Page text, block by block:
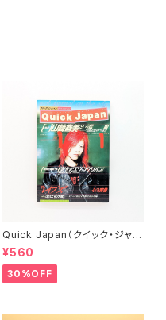
Quick Japan（クイック・ジャパ
ン）Vol.11
¥560
30%OFF